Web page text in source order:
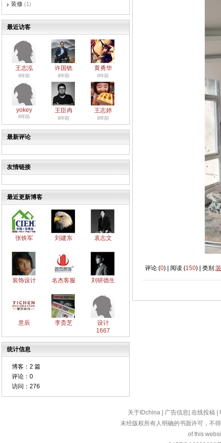
装修 (1)
最近访客
王志泓
8年前
许国铣
8年前
黄勇华
8年前
yokey
8年前
王臣冉
8年前
王志婷
8年前
最新评论
友情链接
最近更新博客
张铁军 刘建东 袁志文
装饰设计 名杰客服 刘研德生
意辰 李贵芝
设计
1667
统计信息
博客： 2 篇
评论： 0
访问： 276
评论 (0) | 阅读 (150) | 类别:
关于IDchina 广告信息 在线投稿
未经版权所有人明确的书面许可，不
of this